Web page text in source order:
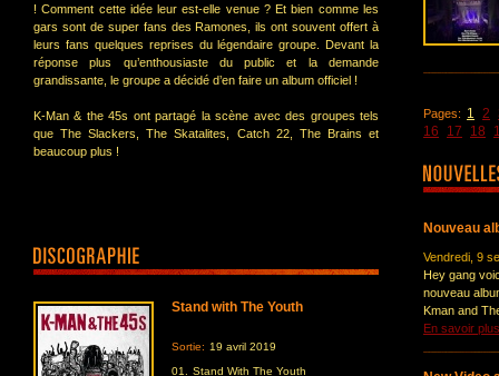
! Comment cette idée leur est-elle venue ? Et bien comme les
gars sont de super fans des Ramones, ils ont souvent offert à
leurs fans quelques reprises du légendaire groupe. Devant la
réponse plus qu’enthousiaste du public et la demande
grandissante, le groupe a décidé d’en faire un album officiel !
K-Man & the 45s ont partagé la scène avec des groupes tels
que The Slackers, The Skatalites, Catch 22, The Brains et
beaucoup plus !
Stand with The Youth
Sortie: 19 avril 2019
01.
Stand With The Youth
Pages: 1 2
16
17 18
Nouveau
Vendredi, 9
Hey gang
nouveau
Kman and
En savoir plus